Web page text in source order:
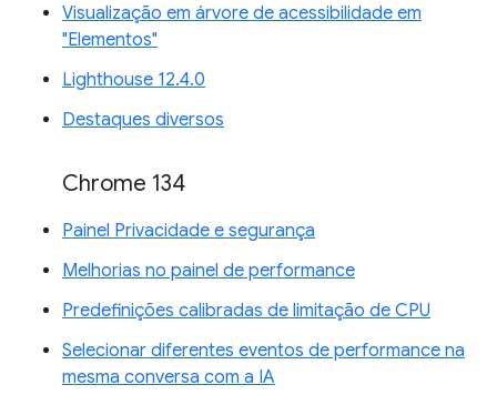
Visualização em árvore de acessibilidade em
"Elementos"
Lighthouse 12.4.0
Destaques diversos
Chrome 134
Painel Privacidade e segurança
Melhorias no painel de performance
Predefinições calibradas de limitação de CPU
Selecionar diferentes eventos de performance na
mesma conversa com a IA